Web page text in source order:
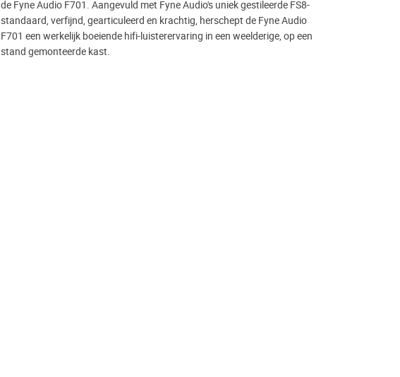
de Fyne Audio F701. Aangevuld met Fyne Audio's uniek gestileerde FS8-
standaard, verfijnd, gearticuleerd en krachtig, herschept de Fyne Audio
F701 een werkelijk boeiende hifi-luisterervaring in een weelderige, op een
stand gemonteerde kast.